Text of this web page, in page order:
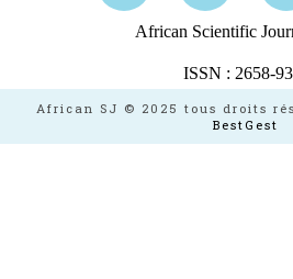
African Scientific
ISSN : 2658-
African SJ © 2025 tous droits
BestGest